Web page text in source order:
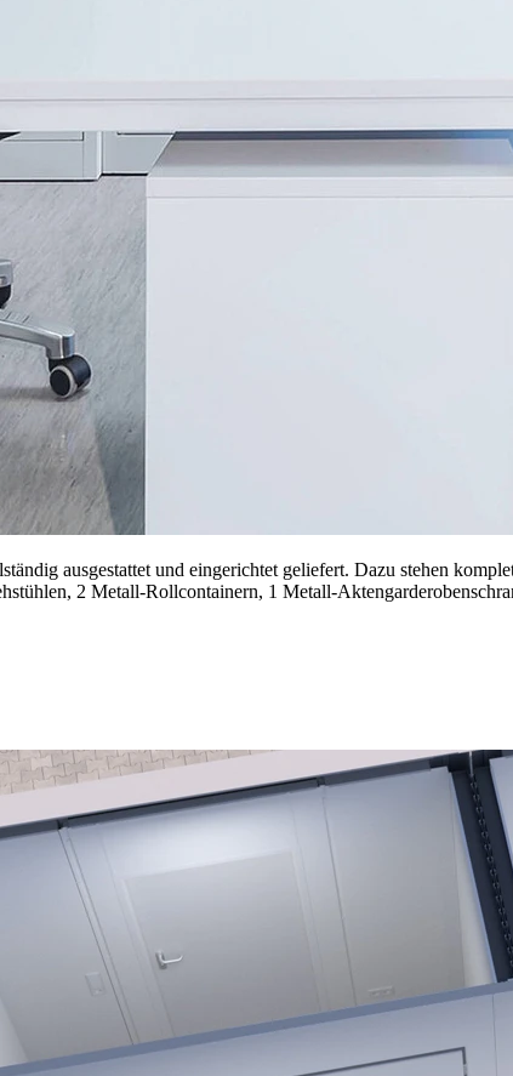
ausgestattet und eingerichtet geliefert. Dazu stehen
2 Metall-Rollcontainern, 1 Metall-